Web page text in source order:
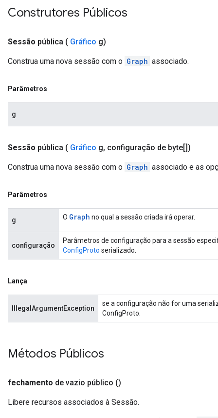
Construtores Públicos
Sessão pública ( Gráfico g)
Construa uma nova sessão com o Graph associado.
Parâmetros
g
Sessão pública ( Gráfico g, configuração de byte[])
Construa uma nova sessão com o Graph associado e as
Parâmetros
g O Graph no qual a sessão criada irá operar.
configuração
Parâmetros de configuração para a sessão
ConfigProto serializado.
Lança
IllegalArgumentException
se a configuração não for uma
ConfigProto.
Métodos Públicos
fechamento de vazio público ()
Libere recursos associados à Sessão.